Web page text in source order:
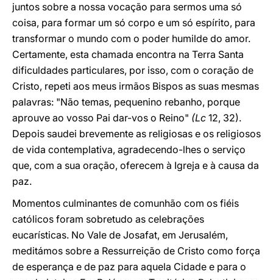
juntos sobre a nossa vocação para sermos uma só
coisa, para formar um só corpo e um só espírito, para
transformar o mundo com o poder humilde do amor.
Certamente, esta chamada encontra na Terra Santa
dificuldades particulares, por isso, com o coração de
Cristo, repeti aos meus irmãos Bispos as suas mesmas
palavras: "Não temas, pequenino rebanho, porque
aprouve ao vosso Pai dar-vos o Reino" (Lc 12, 32).
Depois saudei brevemente as religiosas e os religiosos
de vida contemplativa, agradecendo-lhes o serviço
que, com a sua oração, oferecem à Igreja e à causa da
paz.
Momentos culminantes de comunhão com os fiéis
católicos foram sobretudo as celebrações
eucarísticas. No Vale de Josafat, em Jerusalém,
meditámos sobre a Ressurreição de Cristo como força
de esperança e de paz para aquela Cidade e para o